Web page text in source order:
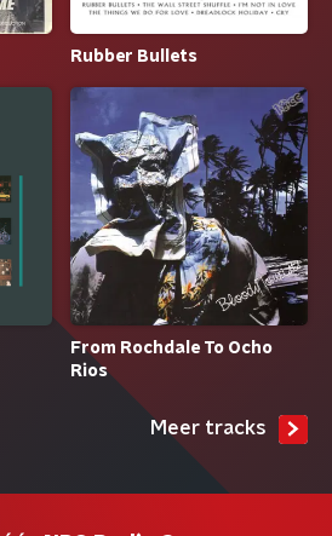
Rubber Bullets
From Rochdale To Ocho
Rios
Meer tracks